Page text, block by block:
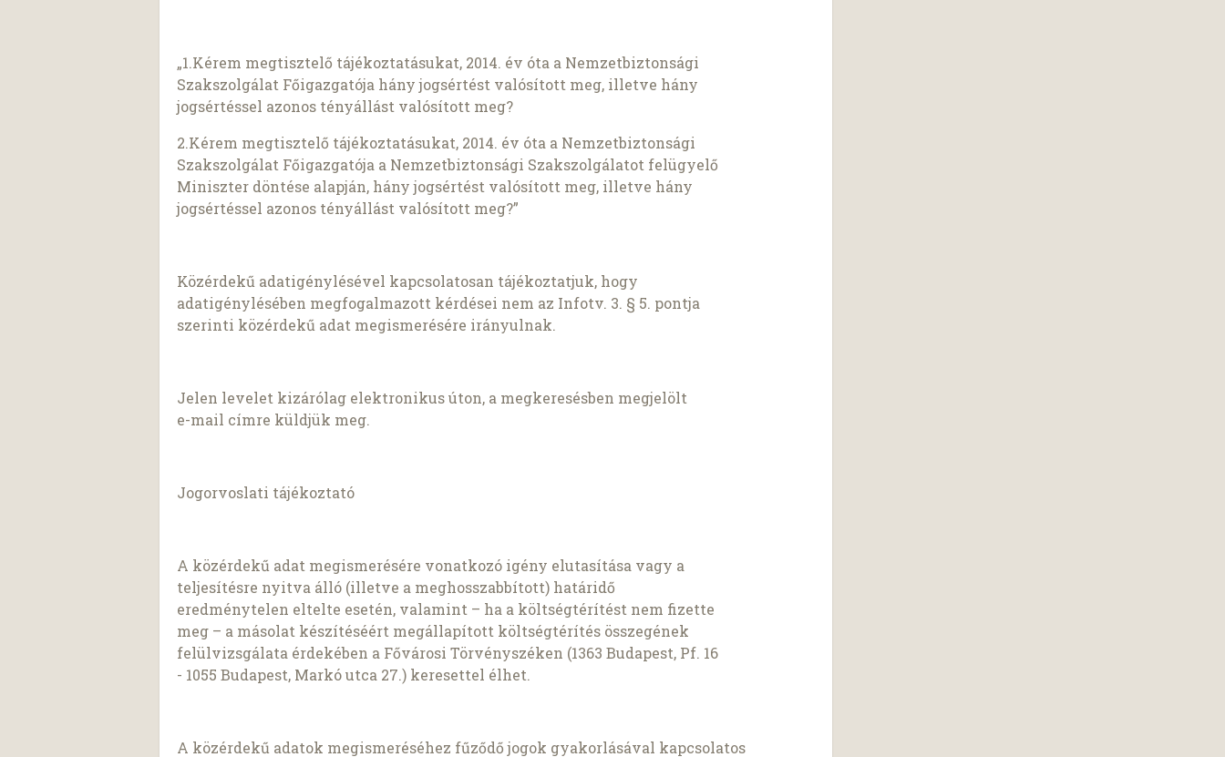
„1.Kérem megtisztelő tájékoztatásukat, 2014. év óta a Nemzetbiztonsági
Szakszolgálat Főigazgatója hány jogsértést valósított meg, illetve hány
jogsértéssel azonos tényállást valósított meg?
2.Kérem megtisztelő tájékoztatásukat, 2014. év óta a Nemzetbiztonsági
Szakszolgálat Főigazgatója a Nemzetbiztonsági Szakszolgálatot felügyelő
Miniszter döntése alapján, hány jogsértést valósított meg, illetve hány
jogsértéssel azonos tényállást valósított meg?”
Közérdekű adatigénylésével kapcsolatosan tájékoztatjuk, hogy
adatigénylésében megfogalmazott kérdései nem az Infotv. 3. § 5. pontja
szerinti közérdekű adat megismerésére irányulnak.
Jelen levelet kizárólag elektronikus úton, a megkeresésben megjelölt
e-mail címre küldjük meg.
Jogorvoslati tájékoztató
A közérdekű adat megismerésére vonatkozó igény elutasítása vagy a
teljesítésre nyitva álló (illetve a meghosszabbított) határidő
eredménytelen eltelte esetén, valamint – ha a költségtérítést nem fizette
meg – a másolat készítéséért megállapított költségtérítés összegének
felülvizsgálata érdekében a Fővárosi Törvényszéken (1363 Budapest, Pf. 16
- 1055 Budapest, Markó utca 27.) keresettel élhet.
A közérdekű adatok megismeréséhez fűződő jogok gyakorlásával kapcsolatos